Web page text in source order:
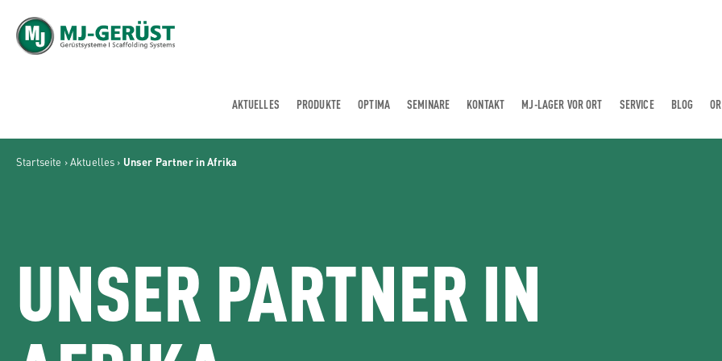
AKTUELLES PRODUKTE OPTIMA SEMINARE KONTAKT MJ-LAGER VOR ORT SERVICE BLOG
Startseite ›Aktuelles › Unser Partner in Afrika
UNSER PARTNER IN